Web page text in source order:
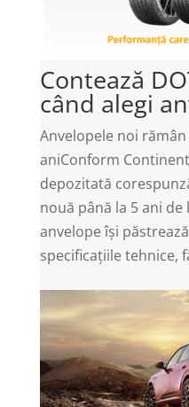
Contează
când alegi
Anvelopele noi
aniConform
depozitată
nouă până la 5 ani
anvelope își
specificațiile tehnice,